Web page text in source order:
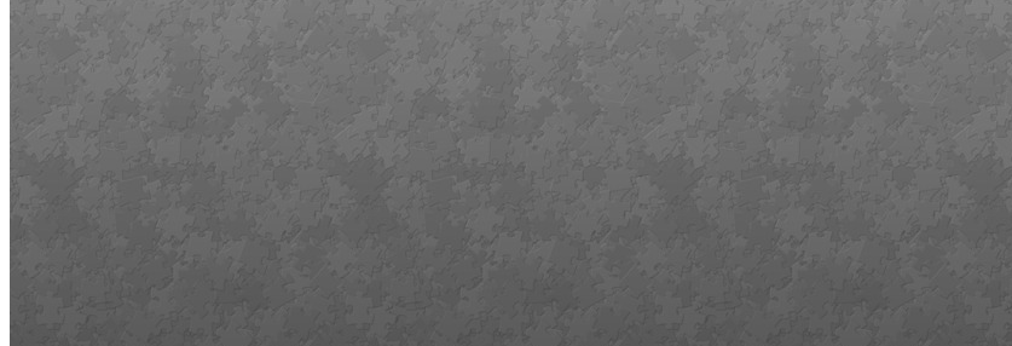
Kezdőoldal
Program
Éneklő ifjúság
Vaszary Képtár
TiTi Táncház
Keramikusok, fazekasok
Tankatalógusok